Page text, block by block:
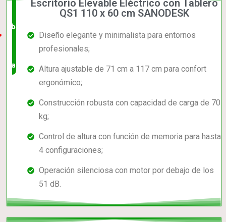
El +
barato,
valorado!
Escritorio Elevable Eléctrico con Tablero
QS1 110 x 60 cm SANODESK
Diseño elegante y minimalista para entornos
profesionales;
Altura ajustable de 71 cm a 117 cm para confort
ergonómico;
Construcción robusta con capacidad de carga de 70
kg;
Control de altura con función de memoria para hasta
4 configuraciones;
Operación silenciosa con motor por debajo de los
51 dB.